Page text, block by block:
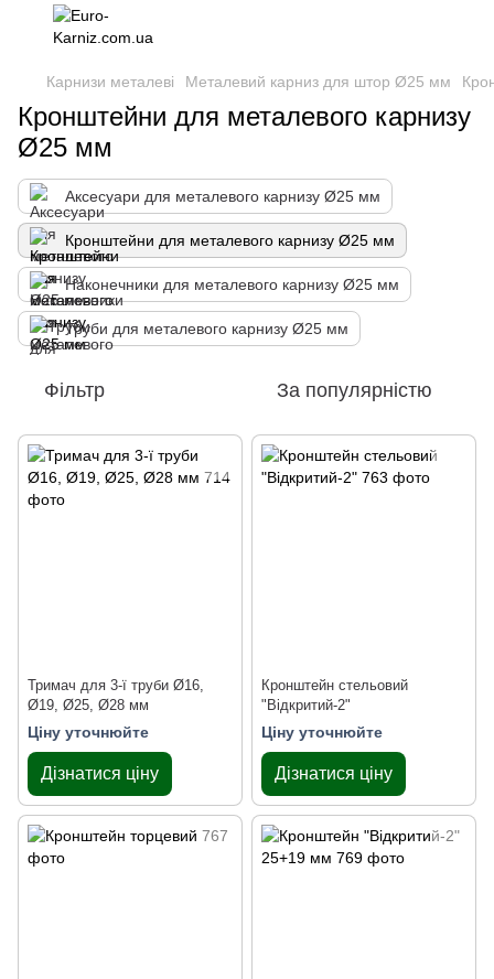
Карнизи металеві Металевий карниз для штор Ø25 мм
Кронштейни для металевого карнизу
Ø25 мм
Аксесуари для металевого карнизу Ø25 мм
Кронштейни для металевого карнизу Ø25 мм
Наконечники для металевого карнизу Ø25 мм
Труби для металевого карнизу Ø25 мм
Фільтр За популярністю
Тримач для 3-ї труби Ø16,
Ø19, Ø25, Ø28 мм
Ціну уточнюйте
Дізнатися ціну
Кронштейн стельовий
"Відкритий-2"
Ціну уточнюйте
Дізнатися ціну